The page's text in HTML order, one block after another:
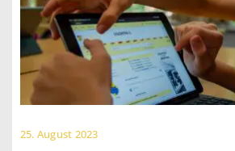
25. August 2023